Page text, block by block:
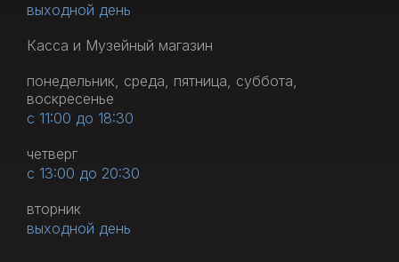
выходной день
Касса и Музейный магазин
понедельник, среда, пятница, суббота,
воскресенье
с 11:00 до 18:30
четверг
с 13:00 до 20:30
вторник
выходной день